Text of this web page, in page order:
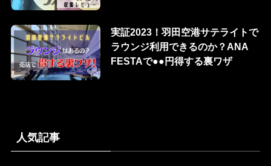
実証2023！羽田空港サテライトで
ラウンジ利用できるのか？ANA
FESTAで●●円得する裏ワザ
人気記事